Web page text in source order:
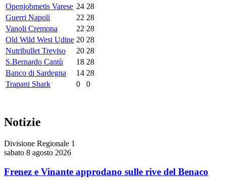
Openjobmetis Varese 24 28
Guerri Napoli
22 28
Vanoli Cremona
22 28
Old Wild West Udine 20 28
Nutribullet Treviso
20 28
S.Bernardo Cantù
18 28
Banco di Sardegna
14 28
Trapani Shark
0 0
Notizie
Divisione Regionale 1
sabato 8 agosto 2026
Frenez e Vinante approdano sulle rive del Benaco